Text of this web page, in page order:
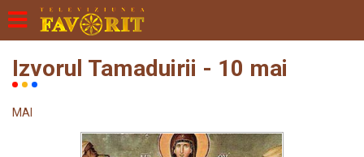
Izvorul Tamaduirii - 10 mai
MAI